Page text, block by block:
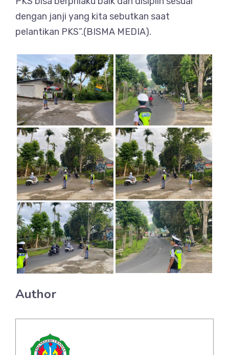
dengan janji yang kita sebutkan saat
pelantikan PKS”.(BISMA MEDIA).
Author